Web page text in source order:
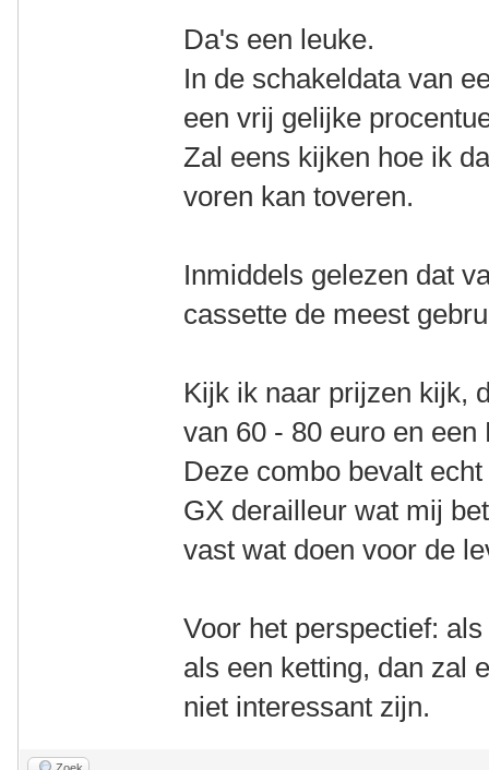
Da's een leuke.
In de schakeldata van
een vrij gelijke
Zal eens kijken hoe ik
voren kan toveren.
Inmiddels gelezen dat
cassette de meest
Kijk ik naar prijzen kijk,
van 60 - 80 euro en
Deze combo bevalt
GX derailleur wat mij
vast wat doen voor de
Voor het perspectief:
als een ketting, dan zal
niet interessant zijn.